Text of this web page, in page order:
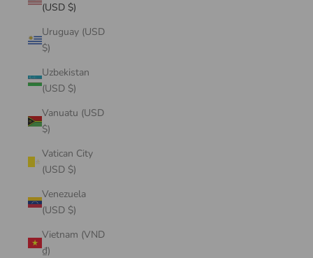
(USD $)
Uruguay (USD
$)
Uzbekistan
(USD $)
Vanuatu (USD
$)
Vatican City
(USD $)
Venezuela
(USD $)
Vietnam (VND
₫)